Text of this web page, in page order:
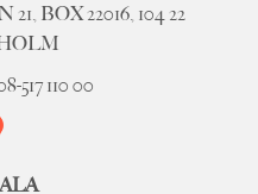
BOX 22016, 104 22
110 00